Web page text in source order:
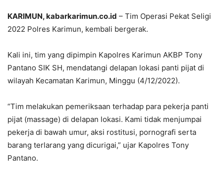
KARIMUN, kabarkarimun.co.id – Tim Operasi Pekat Seligi
2022 Polres Karimun, kembali bergerak.
Kali ini, tim yang dipimpin Kapolres Karimun AKBP Tony
Pantano SIK SH, mendatangi delapan lokasi panti pijat di
wilayah Kecamatan Karimun, Minggu (4/12/2022).
“Tim melakukan pemeriksaan terhadap para pekerja panti
pijat (massage) di delapan lokasi. Kami tidak menjumpai
pekerja di bawah umur, aksi rostitusi, pornografi serta
barang terlarang yang dicurigai,” ujar Kapolres Tony
Pantano.